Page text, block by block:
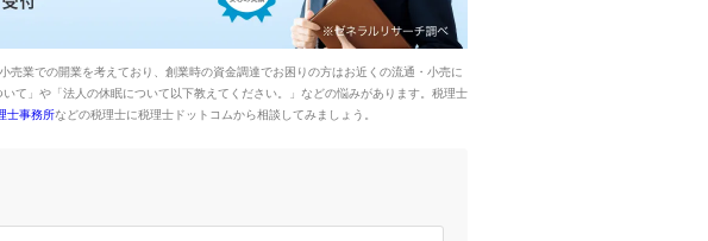
業での開業を考えており、創業時の資金調達でお困りの方はお近くの流通・小売に
て」や「法人の休眠について以下教えてください。」などの悩みがあります。税理士
士事務所などの税理士に税理士ドットコムから相談してみましょう。